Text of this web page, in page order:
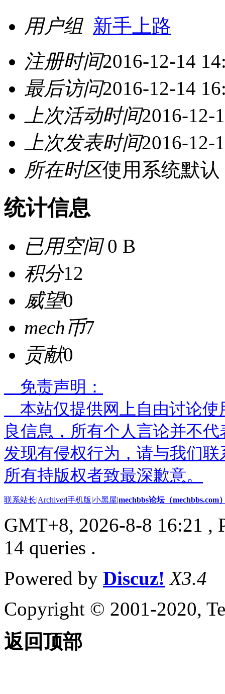
用户组 新手上路
注册时间2016-12-14
最后访问2016-12-14
上次活动时间2016-12-
上次发表时间2016-12-
所在时区使用系统默认
统计信息
已用空间0 B
积分12
威望0
mech币7
贡献0
免责声明：
本站仅提供网上自由讨论使
良信息，所有个人言论并不
发现有侵权行为，请与我们
所有持版权者致最深歉意。
联系站长|Archiver|手机版|小黑屋|mechbbs论坛（mechbbs.com
GMT+8, 2026-8-8 16:21 ,
14 queries .
Powered by Discuz! X3.4
Copyright © 2001-2020,
返回顶部